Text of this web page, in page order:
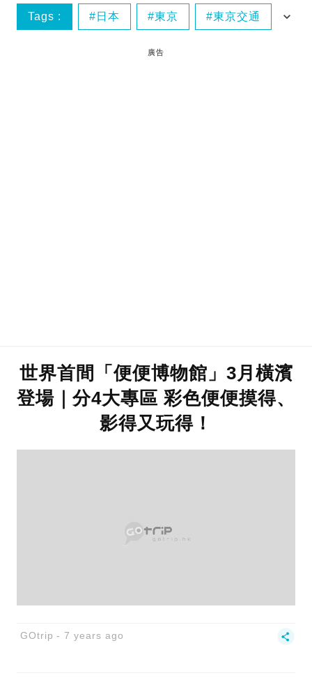
Tags : 日本 東京 東京交通
廣告
世界首間「便便博物館」3月橫濱
登場｜分4大專區 彩色便便摸得、
影得又玩得！
GOtrip 7 years ago